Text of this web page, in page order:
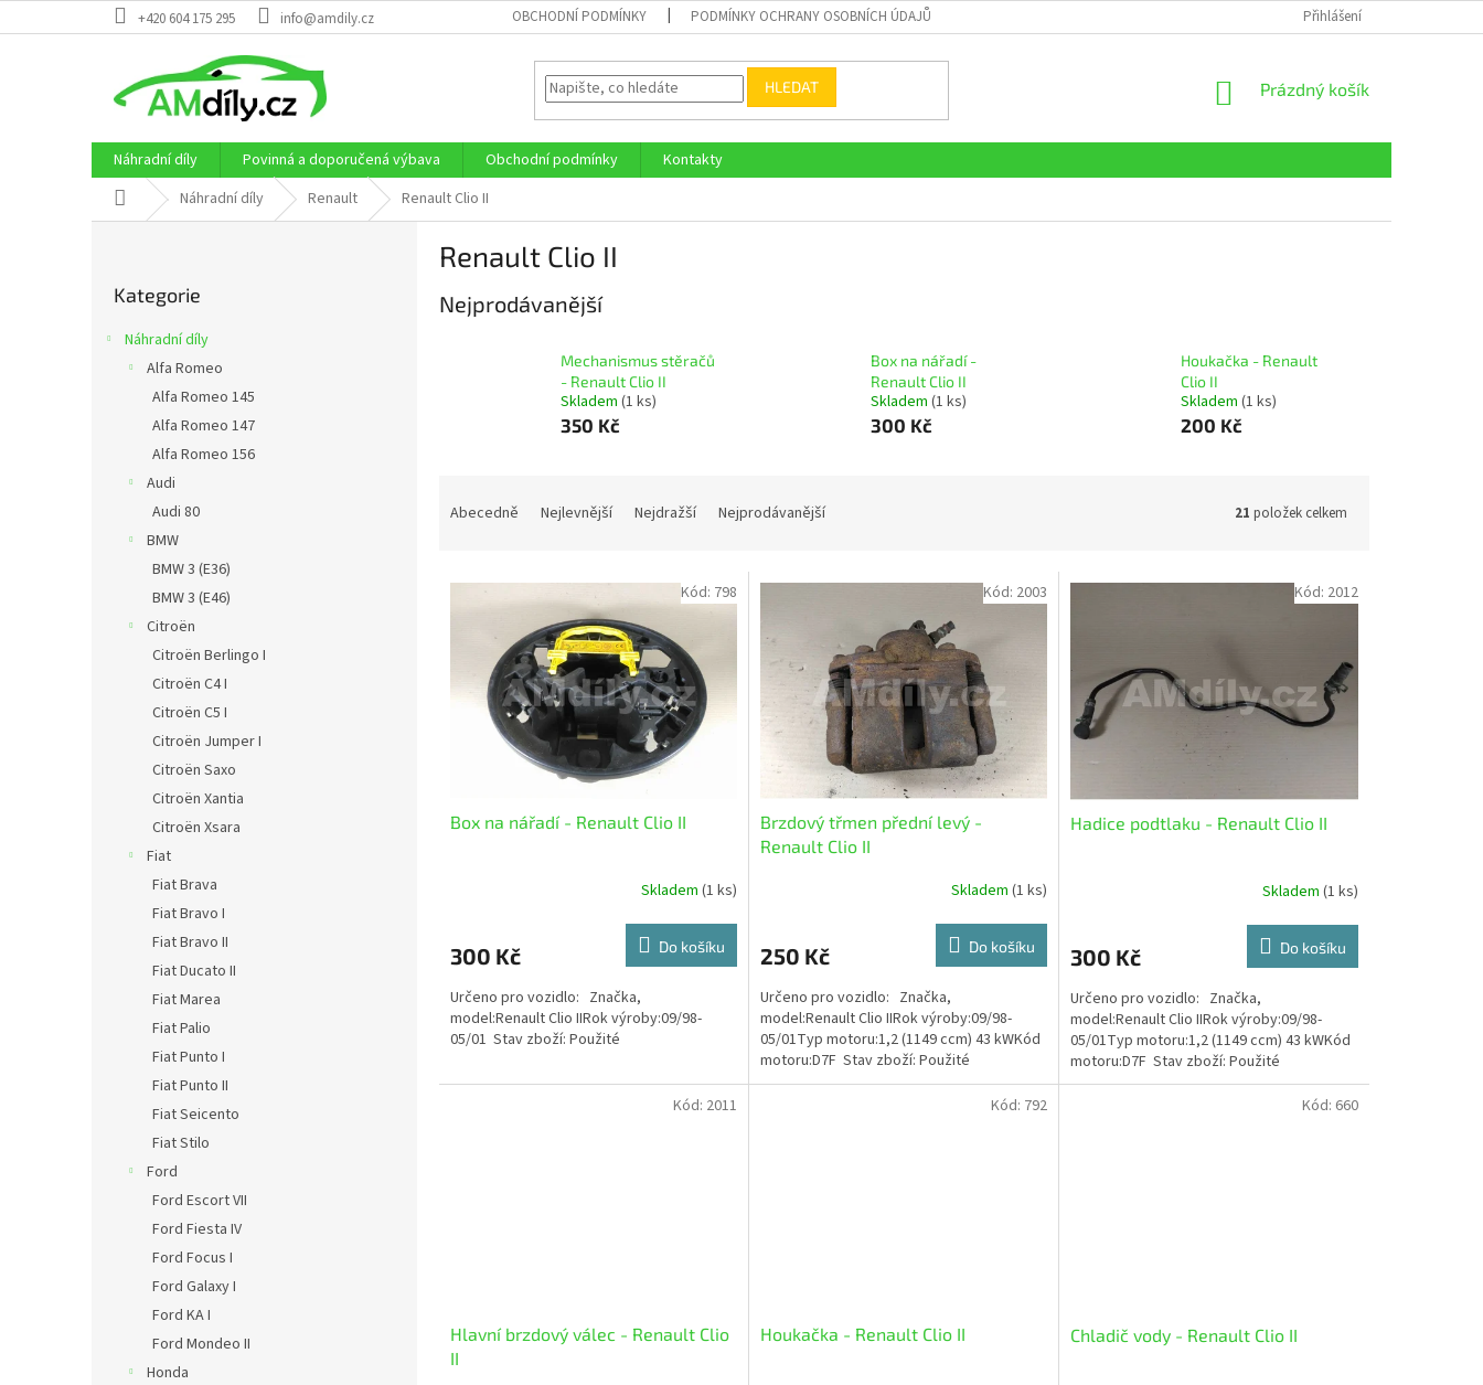
na
+420 604 175 295 info@amdily.cz OBCHODNÍ PODMÍNKY PODMÍNKY OCHRANY OSOBNÍCH ÚDAJŮ Přihlášení
HLEDAT
NÁKUPNÍ
Prázdný košík
Náhradní díly Povinná a doporučená výbava Obchodní podmínky
Kontakty
Domů Náhradní díly Renault Renault Clio II
kategorie
Kategorie
Náhradní díly
Alfa Romeo
Alfa Romeo 145
Alfa Romeo 147
Alfa Romeo 156
Audi
Audi 80
BMW
BMW 3 (E36)
BMW 3 (E46)
Citroën
Citroën Berlingo I
Citroën C4 I
Citroën C5 I
Citroën Jumper I
Citroën Saxo
Citroën Xantia
Citroën Xsara
Fiat
Fiat Brava
Fiat Bravo I
Fiat Bravo II
Fiat Ducato II
Fiat Marea
Fiat Palio
Fiat Punto I
Fiat Punto II
Fiat Seicento
Fiat Stilo
Ford
Ford Escort VII
Ford Fiesta IV
Ford Focus I
Ford Galaxy I
Ford KA I
Ford Mondeo II
Honda
Renault Clio II
Nejprodávanější
Mechanismus stěračů
- Renault Clio II
Skladem (1 ks)
350 Kč
Box na nářadí -
Renault Clio II
Skladem (1 ks)
300 Kč
Houkačka - Renault
Clio II
Skladem (1 ks)
200 Kč
n
Abecedně Nejlevnější Nejdražší Nejprodávanější 21 položek celkem
V
Box na nářadí - Renault Clio II
Skladem (1 ks)
300 Kč Do košíku
Určeno pro vozidlo: Značka,
model:Renault Clio IIRok výroby:09/98-
05/01 Stav zboží: Použité
Kód: 798
Brzdový třmen přední levý -
Renault Clio II
Skladem (1 ks)
250 Kč Do košíku
Určeno pro vozidlo: Značka,
model:Renault Clio IIRok výroby:09/98-
05/01Typ motoru:1,2 (1149 ccm) 43 kWKód
motoru:D7F Stav zboží: Použité
Kód: 2003
Hadice podtlaku - Renault Clio II
Skladem (1 ks)
300 Kč Do košíku
Určeno pro vozidlo: Značka,
model:Renault Clio IIRok výroby:09/98-
05/01Typ motoru:1,2 (1149 ccm) 43 kWKód
motoru:D7F Stav zboží: Použité
Kód: 2012
Hlavní brzdový válec - Renault Clio
II
Kód: 2011
Houkačka - Renault Clio II
Kód: 792
Chladič vody - Renault Clio II
Kód: 660